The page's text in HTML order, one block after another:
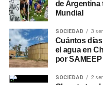
de Argentina
Mundial
SOCIEDAD 3
Cuántos
el agua en
por SAMEEP
SOCIEDAD 2